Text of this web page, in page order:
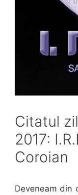
Citatul
2017:
Coroian
Deveneam din